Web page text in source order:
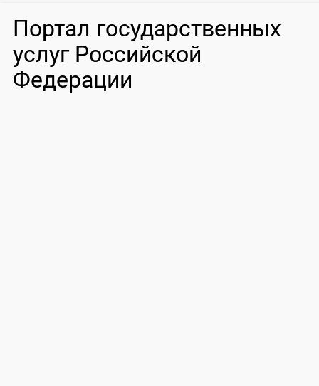
Портал государственных
услуг Российской
Федерации